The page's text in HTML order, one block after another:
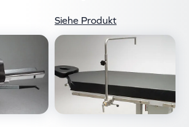
Siehe Produkt